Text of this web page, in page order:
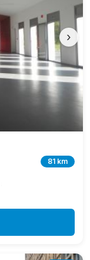
›
81 km